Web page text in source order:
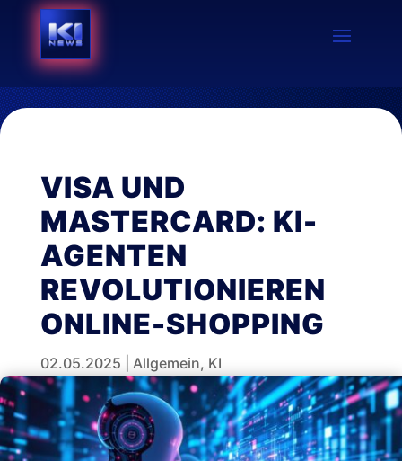
VISA UND
MASTERCARD: KI-
AGENTEN
REVOLUTIONIEREN
ONLINE-SHOPPING
02.05.2025 Allgemein, KI